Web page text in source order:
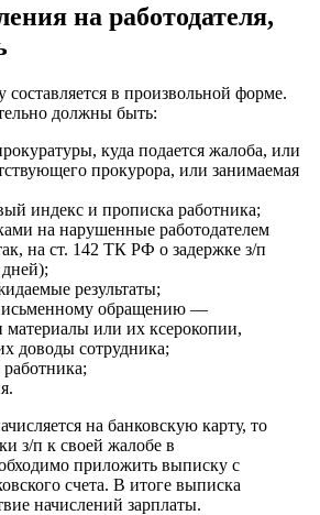
на работодателя,
в произвольной форме.
должны быть:
куда подается жалоба, или
прокурора, или занимаемая
индекс и прописка работника;
на нарушенные работодателем
на ст. 142 ТК РФ о задержке з/п
результаты;
обращению —
материалы или их ксерокопии,
доводы сотрудника;
на банковскую карту, то
з/п к своей жалобе в
приложить выписку с
счета. В итоге выписка
начислений зарплаты.